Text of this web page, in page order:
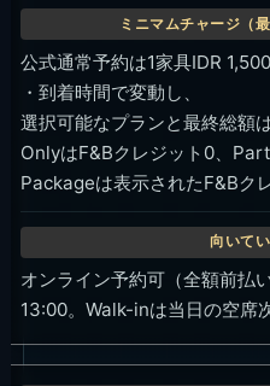
公式通常予約は1家具IDR
・到着時間で変動し、
選択可能なプランと最終総額
OnlyはF&Bクレジット0、
Packageは表示されたF&Bク
オンライン予約可（全額前払
13:00。Walk-inは当日の空席